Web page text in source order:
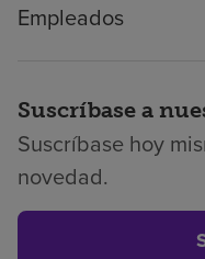
Empleados
Suscríbase a
Suscríbase hoy
novedad.